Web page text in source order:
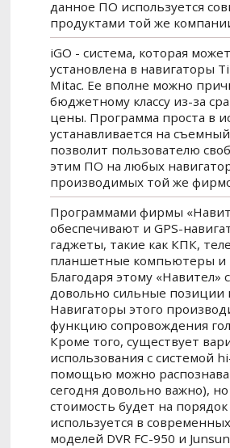
данное ПО используется
продуктами той же
iGO - система, которая
установлена в навигаторы
Mitac. Ее вполне можно
бюджетному классу из-за
цены. Программа проста в
устанавливается на
позволит пользователю
этим ПО на любых
производимых той же
Программами фирмы
обеспечивают и GPS-
гаджеты, такие как КПК,
планшетные компьютеры и
Благодаря этому «Навител»
довольно сильные позиции
Навигаторы этого
функцию сопровождения
Кроме того, существует
использования с системой
помощью можно
сегодня довольно важно), но
стоимость будет на
используется в
моделей DVR FC-950 и